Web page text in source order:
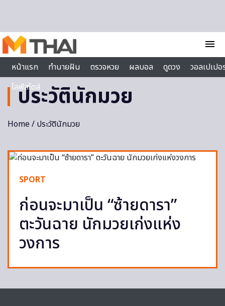
menu
หน้าแรก
ทำนายฝัน ตรวจหวย ผลบอล ดูดวง
วอลเปเป
ไลฟ์สไตล์
ประวัตินักมวย
Home/ ประวัตินักมวย
SPORT
ก่อนจะมาเป็น “ซ้ายดารา”
ตะวันฉาย นักมวยเก่งแห่ง
วงการ